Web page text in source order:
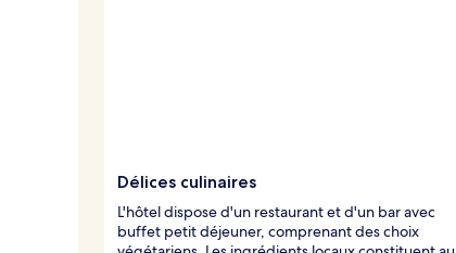
Délices culinaires
L'hôtel dispose d'un restaurant et d'un bar avec
buffet petit déjeuner, comprenant des choix